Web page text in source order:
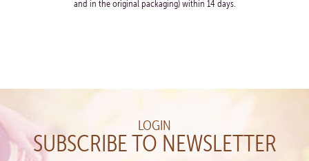
and in the original packaging) within 14 days.
LOGIN
SUBSCRIBE TO NEWSLETTER